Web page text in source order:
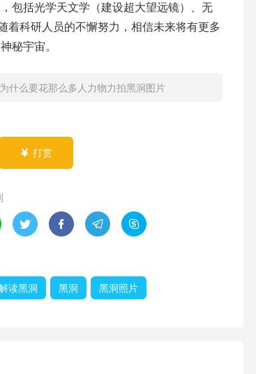
包括光学天文学（建设超大望远镜）、无
着科研人员的不懈努力，相信未来将有更多
秘宇宙。
什么要花那么多人力物力拍黑洞图片
 打赏
   
读黑洞 黑洞 黑洞照片